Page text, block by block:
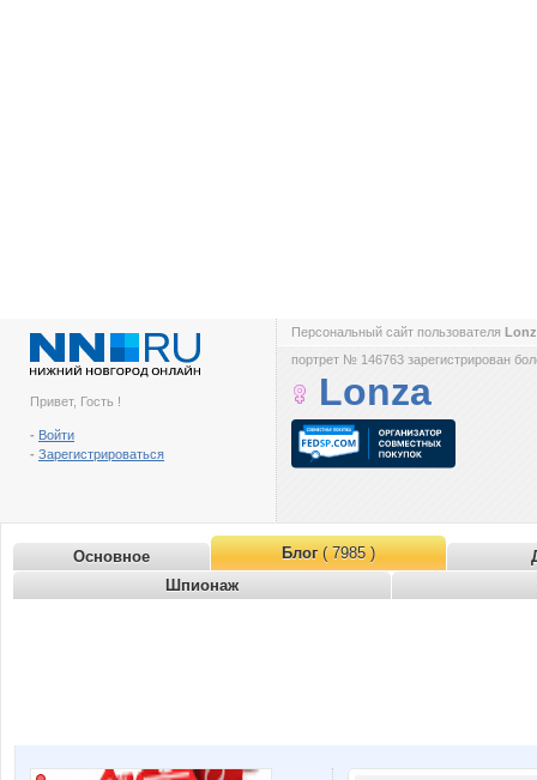
Привет, Гость !
- Войти
- Зарегистрироваться
Персональный сайт пользователя
портрет № 146763 зарегистрирован
Lonza
Основное Блог( 7985 )
Шпионаж